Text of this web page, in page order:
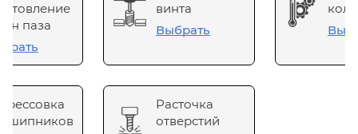
паза
винта
Выбрать
Расточка
отверстий